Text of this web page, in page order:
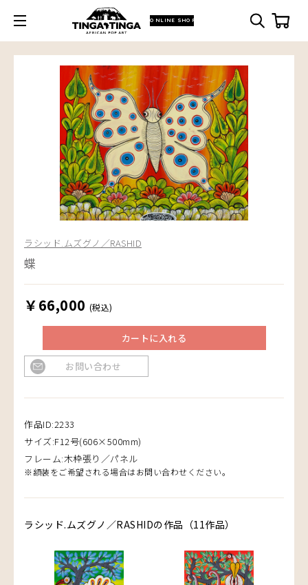
ONLINE SHOP
ラシッド.ムズグノ／RASHID
蝶
￥66,000 (税込)
カートに入れる
お問い合わせ
作品ID:2233
サイズ:F12号(606×500mm)
フレーム:木枠張り／パネル
※額装をご希望される場合はお問い合わせください。
ラシッド.ムズグノ／RASHIDの作品（11作品）